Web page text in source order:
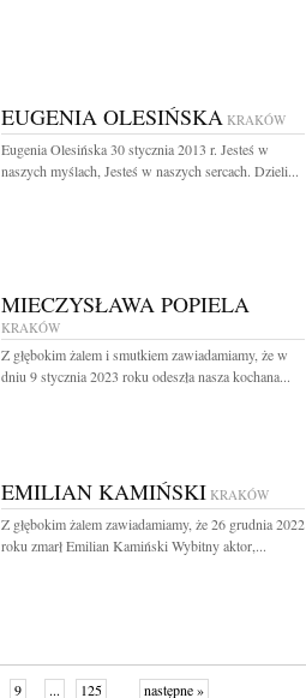
EUGENIA OLESIŃSKA KRAKÓW
Eugenia Olesińska 30 stycznia 2013 r. Jesteś w
naszych myślach, Jesteś w naszych sercach. Dzieli...
MIECZYSŁAWA POPIELA
KRAKÓW
Z głębokim żalem i smutkiem zawiadamiamy, że w
dniu 9 stycznia 2023 roku odeszła nasza kochana...
EMILIAN KAMIŃSKI KRAKÓW
Z głębokim żalem zawiadamiamy, że 26 grudnia 2022
roku zmarł Emilian Kamiński Wybitny aktor,...
9 ... 125 następne »